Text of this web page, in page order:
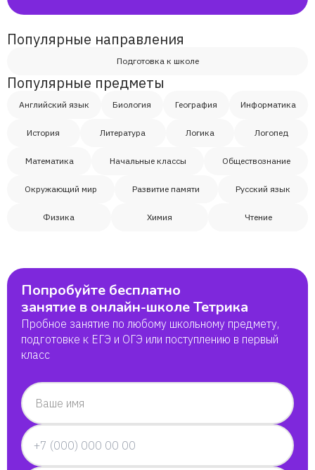
Популярные направления
Подготовка к школе
Популярные предметы
Английский язык Биология География Информатика
История Литература Логика Логопед
Математика Начальные классы Обществознание
Окружающий мир Развитие памяти Русский язык
Физика Химия Чтение
Попробуйте бесплатно
занятие в онлайн-школе Тетрика
Пробное занятие по любому школьному предмету,
подготовке к ЕГЭ и ОГЭ или поступлению в первый
класс
Ваше имя